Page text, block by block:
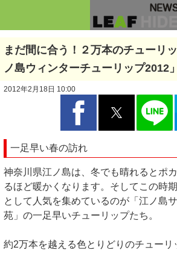
まだ間に合う！２万本のチューリ
ノ島ウィンターチューリップ2012」
2012年2月18日 10:00
一足早い春の訪れ
神奈川県江ノ島は、冬でも晴れるとポ
るほど暖かくなります。そしてこの時
として人気を集めているのが「江ノ島
苑」の一足早いチューリップたち。
約2万本を越える色とりどりのチューリ